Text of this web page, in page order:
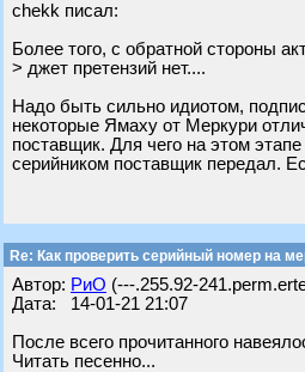
chekk писал:
Более того, с обратной стороны
> джет претензий нет....
Надо быть сильно идиотом,
некоторые Ямаху от Меркури
поставщик. Для чего на этом
серийником поставщик передал.
Re: Как проверить серийный номер на
Автор: РиО (---.255.92-
Дата: 14-01-21 21:07
После всего прочитанного
Читать песенно...